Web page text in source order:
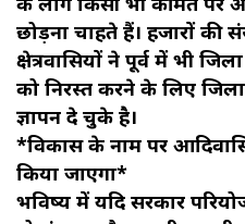
छोड़ना चाहते हैं। हजारों की
क्षेत्रवासियों ने पूर्व में भी
को निरस्त करने के लिए
ज्ञापन दे चुके है।
*विकास के नाम पर
किया जाएगा*
भविष्य में यदि सरकार